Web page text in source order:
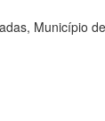
Município